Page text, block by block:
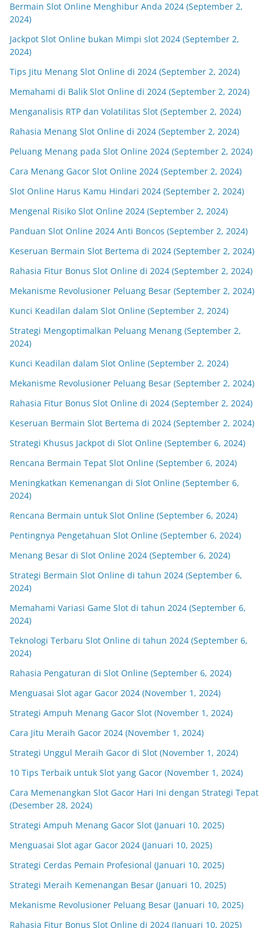
Bermain Slot Online Menghibur Anda 2024 (September 2,
2024)
Jackpot Slot Online bukan Mimpi slot 2024 (September 2,
2024)
Tips Jitu Menang Slot Online di 2024 (September 2, 2024)
Memahami di Balik Slot Online di 2024 (September 2, 2024)
Menganalisis RTP dan Volatilitas Slot (September 2, 2024)
Rahasia Menang Slot Online di 2024 (September 2, 2024)
Peluang Menang pada Slot Online 2024 (September 2, 2024)
Cara Menang Gacor Slot Online 2024 (September 2, 2024)
Slot Online Harus Kamu Hindari 2024 (September 2, 2024)
Mengenal Risiko Slot Online 2024 (September 2, 2024)
Panduan Slot Online 2024 Anti Boncos (September 2, 2024)
Keseruan Bermain Slot Bertema di 2024 (September 2, 2024)
Rahasia Fitur Bonus Slot Online di 2024 (September 2, 2024)
Mekanisme Revolusioner Peluang Besar (September 2, 2024)
Kunci Keadilan dalam Slot Online (September 2, 2024)
Strategi Mengoptimalkan Peluang Menang (September 2,
2024)
Kunci Keadilan dalam Slot Online (September 2, 2024)
Mekanisme Revolusioner Peluang Besar (September 2, 2024)
Rahasia Fitur Bonus Slot Online di 2024 (September 2, 2024)
Keseruan Bermain Slot Bertema di 2024 (September 2, 2024)
Strategi Khusus Jackpot di Slot Online (September 6, 2024)
Rencana Bermain Tepat Slot Online (September 6, 2024)
Meningkatkan Kemenangan di Slot Online (September 6,
2024)
Rencana Bermain untuk Slot Online (September 6, 2024)
Pentingnya Pengetahuan Slot Online (September 6, 2024)
Menang Besar di Slot Online 2024 (September 6, 2024)
Strategi Bermain Slot Online di tahun 2024 (September 6,
2024)
Memahami Variasi Game Slot di tahun 2024 (September 6,
2024)
Teknologi Terbaru Slot Online di tahun 2024 (September 6,
2024)
Rahasia Pengaturan di Slot Online (September 6, 2024)
Menguasai Slot agar Gacor 2024 (November 1, 2024)
Strategi Ampuh Menang Gacor Slot (November 1, 2024)
Cara Jitu Meraih Gacor 2024 (November 1, 2024)
Strategi Unggul Meraih Gacor di Slot (November 1, 2024)
10 Tips Terbaik untuk Slot yang Gacor (November 1, 2024)
Cara Memenangkan Slot Gacor Hari Ini dengan Strategi Tepat
(Desember 28, 2024)
Strategi Ampuh Menang Gacor Slot (Januari 10, 2025)
Menguasai Slot agar Gacor 2024 (Januari 10, 2025)
Strategi Cerdas Pemain Profesional (Januari 10, 2025)
Strategi Meraih Kemenangan Besar (Januari 10, 2025)
Mekanisme Revolusioner Peluang Besar (Januari 10, 2025)
Rahasia Fitur Bonus Slot Online di 2024 (Januari 10, 2025)